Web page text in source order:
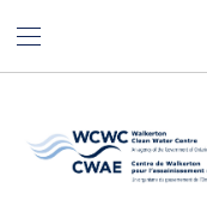
BAR NAVIGATION